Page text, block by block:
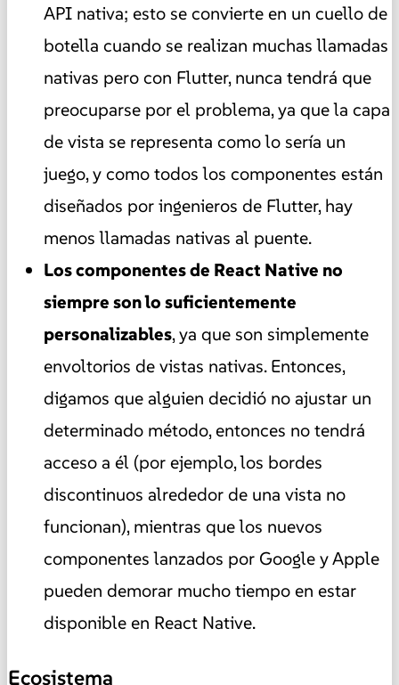
API nativa; esto se convierte en un cuello de
botella cuando se realizan muchas llamadas
nativas pero con Flutter, nunca tendrá que
preocuparse por el problema, ya que la capa
de vista se representa como lo sería un
juego, y como todos los componentes están
diseñados por ingenieros de Flutter, hay
menos llamadas nativas al puente.
Los componentes de React Native no
siempre son lo suficientemente
personalizables, ya que son simplemente
envoltorios de vistas nativas. Entonces,
digamos que alguien decidió no ajustar un
determinado método, entonces no tendrá
acceso a él (por ejemplo, los bordes
discontinuos alrededor de una vista no
funcionan), mientras que los nuevos
componentes lanzados por Google y Apple
pueden demorar mucho tiempo en estar
disponible en React Native.
Ecosistema